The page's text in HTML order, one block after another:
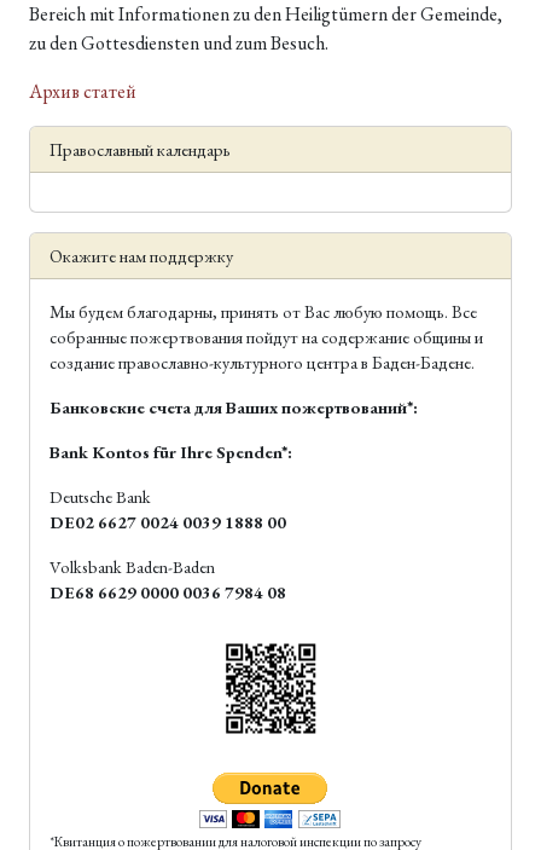
Bereich mit Informationen zu den Heiligtümern der Gemeinde,
zu den Gottesdiensten und zum Besuch.
Архив статей
Православный календарь
Окажите нам поддержку
Мы будем благодарны, принять от Вас любую помощь. Все
собранные пожертвования пойдут на содержание общины и
создание православно-культурного центра в Баден-Бадене.
Банковские счета для Ваших пожертвований*:
Bank Kontos für Ihre Spenden*:
Deutsche Bank
DE02 6627 0024 0039 1888 00
Volksbank Baden-Baden
DE68 6629 0000 0036 7984 08
*Квитанция о пожертвовании для налоговой инспекции по запросу